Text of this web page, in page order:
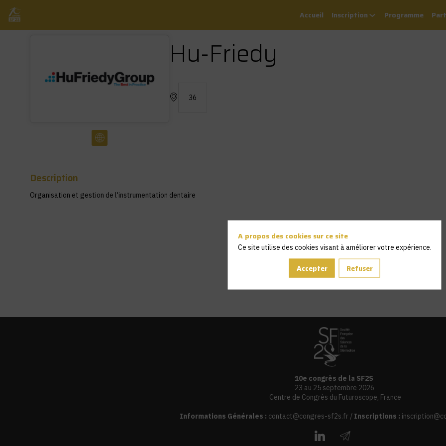
Accueil Inscription Programme
Hu-Friedy
36
Description
Organisation et gestion de l'instrumentation dentaire
10e congrès de la SF2S
23 au 25 septembre 2026
Centre de Congrès du Futuroscope, France
Informations Générales : contact@congres-sf2s.fr / Inscriptions :
A propos des cookies sur ce site
Ce site utilise des cookies visant à améliorer votre expérience.
Accepter Refuser